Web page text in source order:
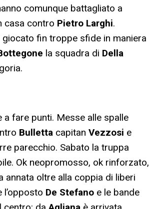
comunque battagliato a
casa contro Pietro Larghi.
fin troppe sfide in maniera
la squadra di Della
fare punti. Messe alle spalle
Bulletta capitan Vezzosi e
parecchio. Sabato la truppa
Ok neopromosso, ok rinforzato,
annata oltre alla coppia di liberi
De Stefano e le bande